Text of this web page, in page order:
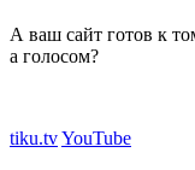
А ваш сайт готов к
а голосом?
tiku.tvYouTube